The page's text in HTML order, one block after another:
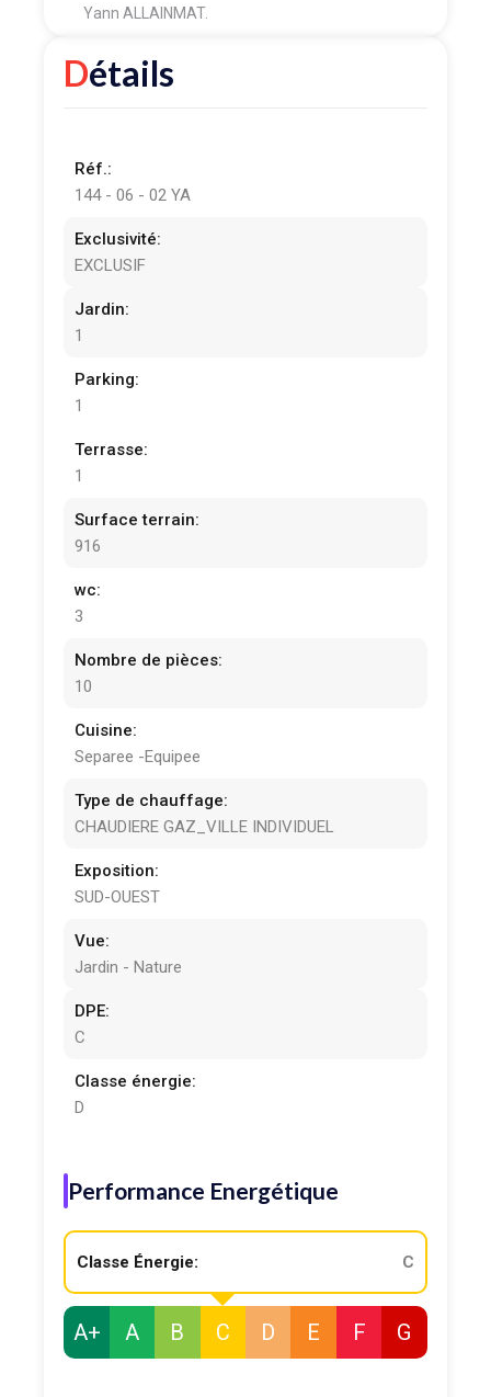
Yann ALLAINMAT.
Détails
Réf.:
144 - 06 - 02 YA
Exclusivité:
EXCLUSIF
Jardin:
1
Parking:
1
Terrasse:
1
Surface terrain:
916
wc:
3
Nombre de pièces:
10
Cuisine:
Separee -Equipee
Type de chauffage:
CHAUDIERE GAZ_VILLE INDIVIDUEL
Exposition:
SUD-OUEST
Vue:
Jardin - Nature
DPE:
C
Classe énergie:
D
Performance Energétique
Classe Énergie: C
A+ A B C D E F G